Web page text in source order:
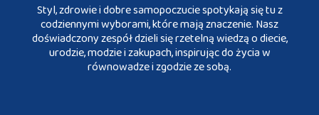
Styl, zdrowie i dobre samopoczucie spotykają się tu z
codziennymi wyborami, które mają znaczenie. Nasz
doświadczony zespół dzieli się rzetelną wiedzą o diecie,
urodzie, modzie i zakupach, inspirując do życia w
równowadze i zgodzie ze sobą.